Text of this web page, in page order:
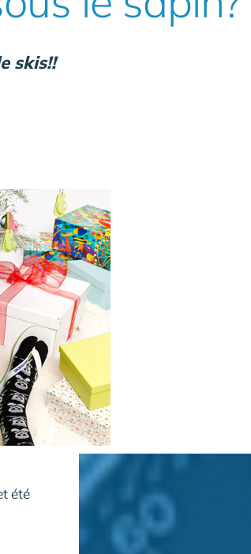
skis!!
été